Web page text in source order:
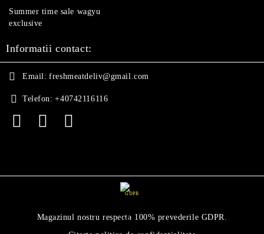
Summer time sale wagyu
exclusive
Informatii contact:
Email: freshmeatdeliv@gmail.com
Telefon: +40742116116
GDPR
Magazinul nostru respecta 100% prevederile GDPR.